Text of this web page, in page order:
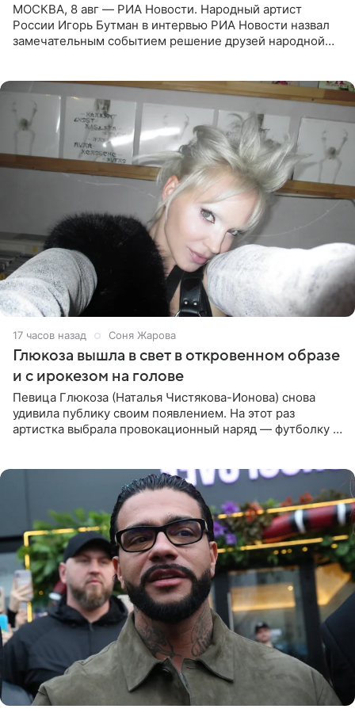
МОСКВА, 8 авг — РИА Новости. Народный артист
России Игорь Бутман в интервью РИА Новости назвал
замечательным событием решение друзей народной
17 часов назад Соня Жарова
Глюкоза вышла в свет в откровенном образе
и с ирокезом на голове
Певица Глюкоза (Наталья Чистякова-Ионова) снова
удивила публику своим появлением. На этот раз
артистка выбрала провокационный наряд — футболку с